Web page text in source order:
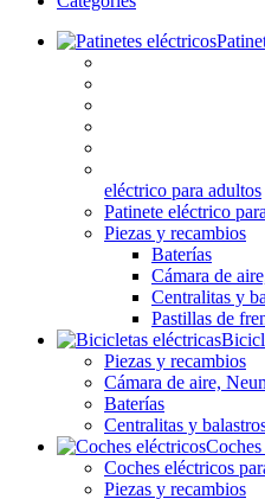
eléctrico para adultos
Patinete eléctrico
Piezas y recambios
Baterías
Cámara de
Centralitas y
Pastillas de
Piezas y recambios
Cámara de aire,
Baterías
Centralitas y
Coches eléctricos
Piezas y recambios